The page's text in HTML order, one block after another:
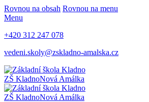
Rovnou na obsah Rovnou na menu
Menu
+420 312 247 078
vedeni.skoly@zskladno-amalska.cz
ZŠ KladnoNová Amálka
ZŠ KladnoNová Amálka